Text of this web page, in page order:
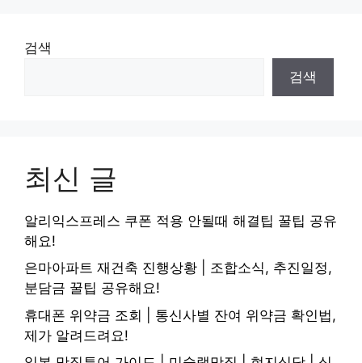
검색
검색
최신 글
알리익스프레스 쿠폰 적용 안될때 해결팁 꿀팁 공유
해요!
은마아파트 재건축 진행상황 | 조합소식, 추진일정,
분담금 꿀팁 공유해요!
휴대폰 위약금 조회 | 통신사별 잔여 위약금 확인법,
제가 알려드려요!